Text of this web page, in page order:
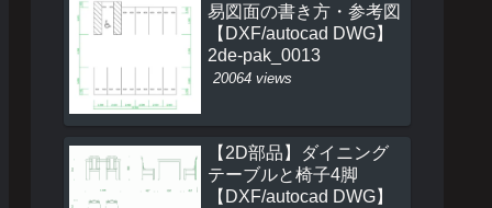
易図面の書き方・参考図
【DXF/autocad DWG】
2de-pak_0013
20064 views
【2D部品】ダイニング
テーブルと椅子4脚
【DXF/autocad DWG】